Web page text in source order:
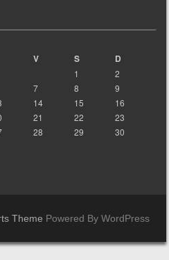
V S D
1
2
7 8
9
14 15
16
21 22
23
28 29
30
Theme Powered By WordPress